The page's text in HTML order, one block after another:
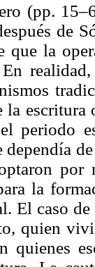
(pp.
de
que la
la escritura
periodo
por
la
El caso de
quien
quienes